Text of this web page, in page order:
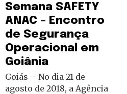
Semana SAFETY
ANAC – Encontro
de Segurança
Operacional em
Goiânia
Goiás – No dia 21 de
agosto de 2018, a Agência